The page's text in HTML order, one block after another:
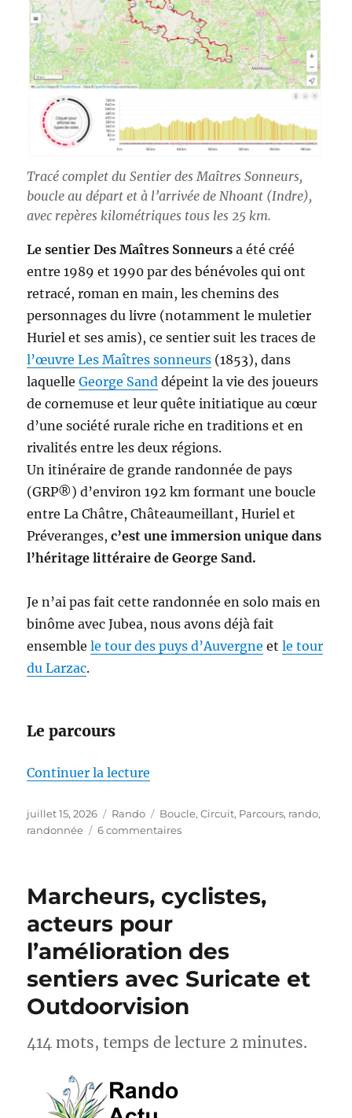
Tracé complet du Sentier des Maîtres Sonneurs,
boucle au départ et à l’arrivée de Nhoant (Indre),
avec repères kilométriques tous les 25 km.
Le sentier Des Maîtres Sonneurs a été créé
entre 1989 et 1990 par des bénévoles qui ont
retracé, roman en main, les chemins des
personnages du livre (notamment le muletier
Huriel et ses amis), ce sentier suit les traces de
l’œuvre Les Maîtres sonneurs (1853), dans
laquelleGeorge Sand dépeint la vie des joueurs
de cornemuse et leur quête initiatique au cœur
d’une société rurale riche en traditions et en
rivalités entre les deux régions.
Un itinéraire de grande randonnée de pays
(GRP®) d’environ 192 km formant une boucle
entre La Châtre, Châteaumeillant, Huriel et
Préveranges,c’est une immersion unique dans
l’héritage littéraire de George Sand.
Je n’ai pas fait cette randonnée en solo mais en
binôme avec Jubea, nous avons déjà fait
ensemblele tour des puys d’Auvergne etle tour
du Larzac.
Le parcours
Continuer la lecture
Publié
le
juillet 15, 2026 Catégories
Rando Étiquettes
Boucle,Circuit, Parcours, rando,
randonnée
6 commentairessur
sur
des
Maîtres
Sonneurs
Marcheurs, cyclistes,
acteurs pour
l’amélioration des
sentiers avec Suricate et
Outdoorvision
414 mots, temps de lecture 2 minutes.